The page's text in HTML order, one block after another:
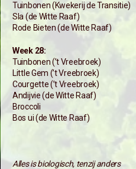
Tuinbonen (Kwekerij de Transitie)
Sla (de Witte Raaf)
Rode Bieten (de Witte Raaf)
Week 28:
Tuinbonen (’t Vreebroek)
Little Gem (’t Vreebroek)
Courgette (’t Vreebroek)
Andijvie (de Witte Raaf)
Broccoli
Bos ui (de Witte Raaf)
Alles is biologisch, tenzij anders